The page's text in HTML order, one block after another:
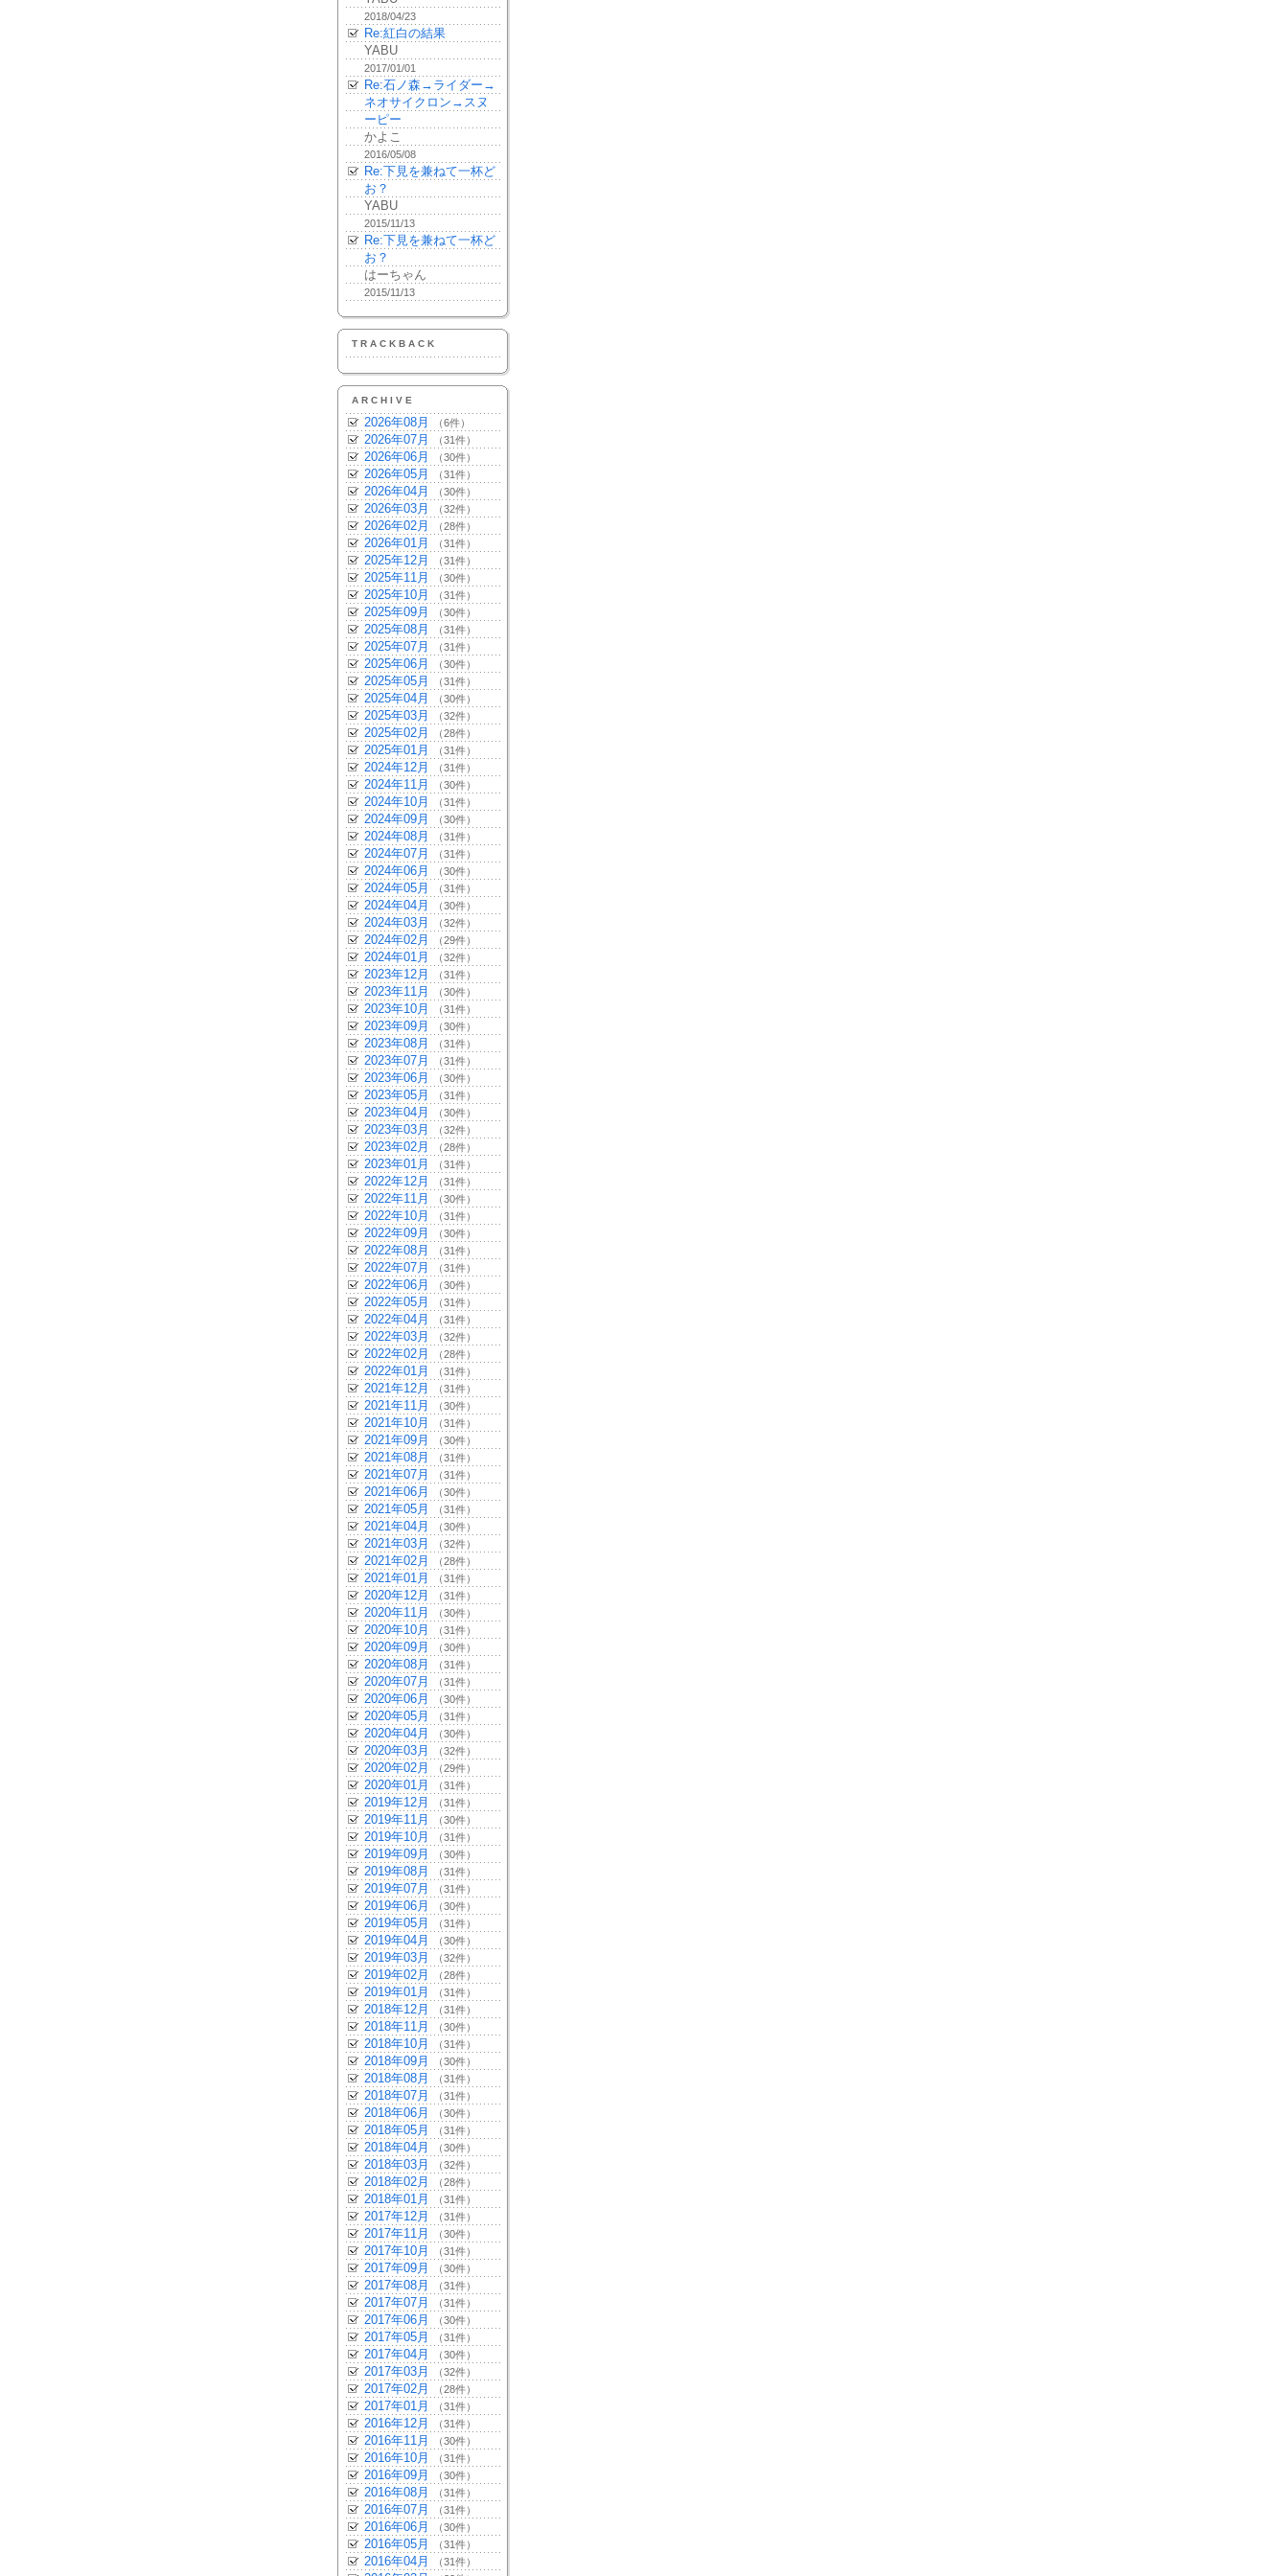
2018/04/23
Re:紅白の結果
YABU
2017/01/01
Re:石ノ森→ライダー→
ネオサイクロン→スヌ
ーピー
かよこ
2016/05/08
Re:下見を兼ねて一杯ど
お？
YABU
2015/11/13
Re:下見を兼ねて一杯ど
お？
はーちゃん
2015/11/13
TRACKBACK
ARCHIVE
2026年08月 （6件）
2026年07月 （31件）
2026年06月 （30件）
2026年05月 （31件）
2026年04月 （30件）
2026年03月 （32件）
2026年02月 （28件）
2026年01月 （31件）
2025年12月 （31件）
2025年11月 （30件）
2025年10月 （31件）
2025年09月 （30件）
2025年08月 （31件）
2025年07月 （31件）
2025年06月 （30件）
2025年05月 （31件）
2025年04月 （30件）
2025年03月 （32件）
2025年02月 （28件）
2025年01月 （31件）
2024年12月 （31件）
2024年11月 （30件）
2024年10月 （31件）
2024年09月 （30件）
2024年08月 （31件）
2024年07月 （31件）
2024年06月 （30件）
2024年05月 （31件）
2024年04月 （30件）
2024年03月 （32件）
2024年02月 （29件）
2024年01月 （32件）
2023年12月 （31件）
2023年11月 （30件）
2023年10月 （31件）
2023年09月 （30件）
2023年08月 （31件）
2023年07月 （31件）
2023年06月 （30件）
2023年05月 （31件）
2023年04月 （30件）
2023年03月 （32件）
2023年02月 （28件）
2023年01月 （31件）
2022年12月 （31件）
2022年11月 （30件）
2022年10月 （31件）
2022年09月 （30件）
2022年08月 （31件）
2022年07月 （31件）
2022年06月 （30件）
2022年05月 （31件）
2022年04月 （31件）
2022年03月 （32件）
2022年02月 （28件）
2022年01月 （31件）
2021年12月 （31件）
2021年11月 （30件）
2021年10月 （31件）
2021年09月 （30件）
2021年08月 （31件）
2021年07月 （31件）
2021年06月 （30件）
2021年05月 （31件）
2021年04月 （30件）
2021年03月 （32件）
2021年02月 （28件）
2021年01月 （31件）
2020年12月 （31件）
2020年11月 （30件）
2020年10月 （31件）
2020年09月 （30件）
2020年08月 （31件）
2020年07月 （31件）
2020年06月 （30件）
2020年05月 （31件）
2020年04月 （30件）
2020年03月 （32件）
2020年02月 （29件）
2020年01月 （31件）
2019年12月 （31件）
2019年11月 （30件）
2019年10月 （31件）
2019年09月 （30件）
2019年08月 （31件）
2019年07月 （31件）
2019年06月 （30件）
2019年05月 （31件）
2019年04月 （30件）
2019年03月 （32件）
2019年02月 （28件）
2019年01月 （31件）
2018年12月 （31件）
2018年11月 （30件）
2018年10月 （31件）
2018年09月 （30件）
2018年08月 （31件）
2018年07月 （31件）
2018年06月 （30件）
2018年05月 （31件）
2018年04月 （30件）
2018年03月 （32件）
2018年02月 （28件）
2018年01月 （31件）
2017年12月 （31件）
2017年11月 （30件）
2017年10月 （31件）
2017年09月 （30件）
2017年08月 （31件）
2017年07月 （31件）
2017年06月 （30件）
2017年05月 （31件）
2017年04月 （30件）
2017年03月 （32件）
2017年02月 （28件）
2017年01月 （31件）
2016年12月 （31件）
2016年11月 （30件）
2016年10月 （31件）
2016年09月 （30件）
2016年08月 （31件）
2016年07月 （31件）
2016年06月 （30件）
2016年05月 （31件）
2016年04月 （31件）